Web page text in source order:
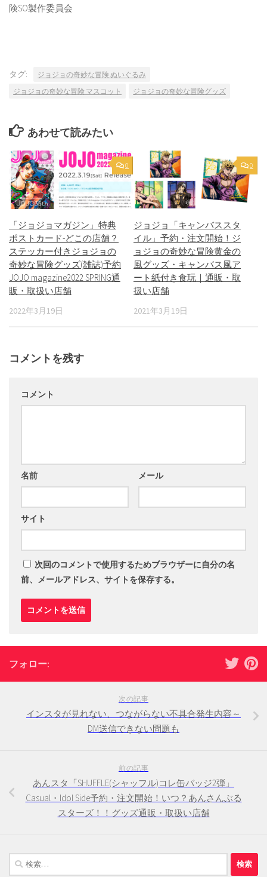
険SO製作委員会
タグ:
ジョジョの奇妙な冒険 ぬいぐるみ
ジョジョの奇妙な冒険 マスコット
ジョジョの奇妙な冒険グッズ
あわせて読みたい
0
「ジョジョマガジン」特典
ポストカード-どこの店舗？
ステッカー付きジョジョの
奇妙な冒険グッズ(雑誌)予約
JOJO magazine2022 SPRING通
販・取扱い店舗
2022年3月19日
0
ジョジョ「キャンバススタ
イル」予約・注文開始！ジ
ョジョの奇妙な冒険黄金の
風グッズ・キャンバス風ア
ート紙付き食玩｜通販・取
扱い店舗
2021年3月19日
コメントを残す
コメント
名前 メール
サイト
次回のコメントで使用するためブラウザーに自分の名
前、メールアドレス、サイトを保存する。
フォロー:
次の記事
インスタが見れない、つながらない不具合発生内容～
DM送信できない問題も
前の記事
あんスタ「SHUFFLE(シャッフル)コレ缶バッジ2弾」
Casual・Idol Side予約・注文開始！いつ？あんさんぶる
スターズ！！グッズ通販・取扱い店舗
検
索: